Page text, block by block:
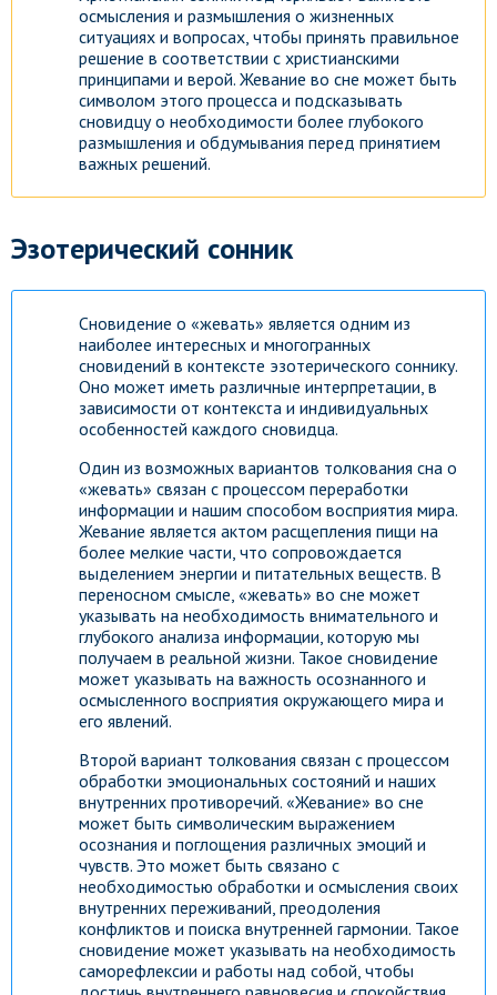
осмысления и размышления о жизненных
ситуациях и вопросах, чтобы принять правильное
решение в соответствии с христианскими
принципами и верой. Жевание во сне может быть
символом этого процесса и подсказывать
сновидцу о необходимости более глубокого
размышления и обдумывания перед принятием
важных решений.
Эзотерический сонник
Сновидение о «жевать» является одним из
наиболее интересных и многогранных
сновидений в контексте эзотерического соннику.
Оно может иметь различные интерпретации, в
зависимости от контекста и индивидуальных
особенностей каждого сновидца.
Один из возможных вариантов толкования сна о
«жевать» связан с процессом переработки
информации и нашим способом восприятия мира.
Жевание является актом расщепления пищи на
более мелкие части, что сопровождается
выделением энергии и питательных веществ. В
переносном смысле, «жевать» во сне может
указывать на необходимость внимательного и
глубокого анализа информации, которую мы
получаем в реальной жизни. Такое сновидение
может указывать на важность осознанного и
осмысленного восприятия окружающего мира и
его явлений.
Второй вариант толкования связан с процессом
обработки эмоциональных состояний и наших
внутренних противоречий. «Жевание» во сне
может быть символическим выражением
осознания и поглощения различных эмоций и
чувств. Это может быть связано с
необходимостью обработки и осмысления своих
внутренних переживаний, преодоления
конфликтов и поиска внутренней гармонии. Такое
сновидение может указывать на необходимость
саморефлексии и работы над собой, чтобы